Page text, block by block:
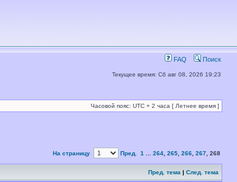
FAQ Поиск
Текущее время: Сб авг 08, 2026 19:23
Часовой пояс: UTC + 2 часа [ Летнее время ]
На страницу Пред. 1 264 265 266 267 268
Пред. тема | След. тема